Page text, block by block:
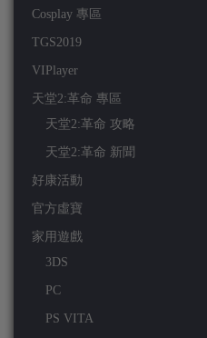
Cosplay 專區
TGS2019
VIPlayer
天堂2:革命 專區
天堂2:革命 攻略
天堂2:革命 新聞
好康活動
官方虛寶
家用遊戲
3DS
PC
PS VITA